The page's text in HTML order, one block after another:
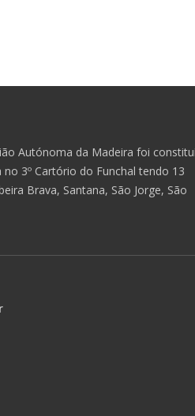
Autónoma da Madeira foi
3º Cartório do Funchal tendo 13
Brava, Santana, São Jorge, São